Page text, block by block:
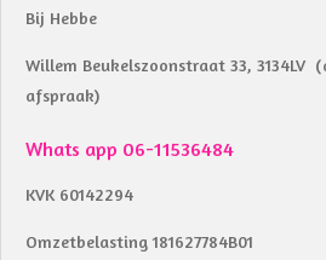
Bij Hebbe
Willem Beukelszoonstraat 33, 3134LV
afspraak)
Whats app 06-11536484
KVK 60142294
Omzetbelasting 181627784B01